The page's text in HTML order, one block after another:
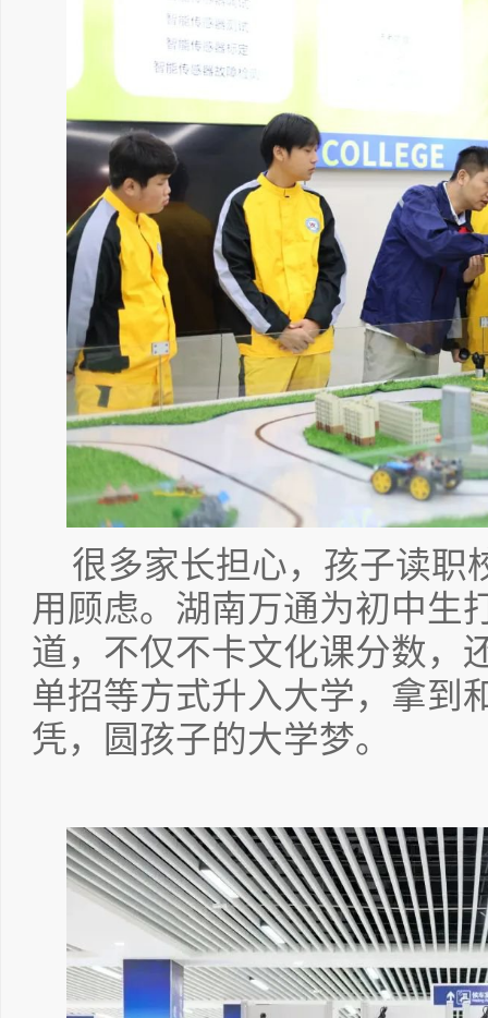
很多家长担心，孩子读职
用顾虑。湖南万通为初中生
道，不仅不卡文化课分数，
单招等方式升入大学，拿到
凭，圆孩子的大学梦。